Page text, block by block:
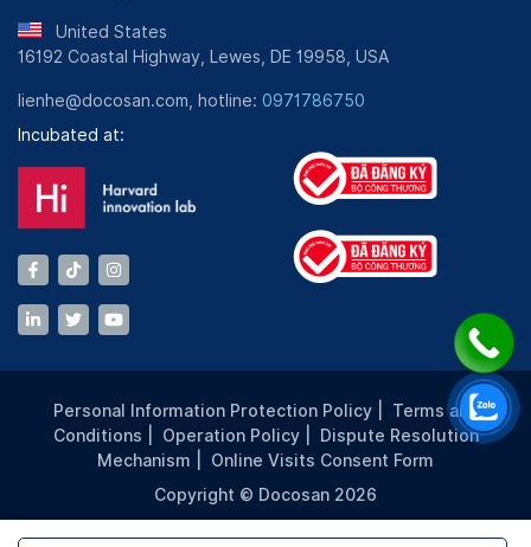
United States
16192 Coastal Highway, Lewes, DE 19958, USA
lienhe@docosan.com, hotline: 0971786750
Incubated at:
Personal Information Protection Policy
Terms and
Conditions
Operation Policy
Dispute Resolution
Mechanism
Online Visits Consent Form
Copyright © Docosan 2026